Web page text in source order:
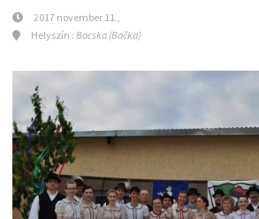
2017 november 11.,
Helyszín : Bacska (Bačka)